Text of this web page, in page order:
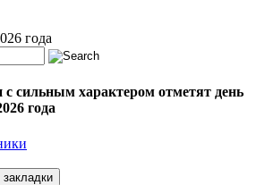
года
с сильным характером отметят день
года